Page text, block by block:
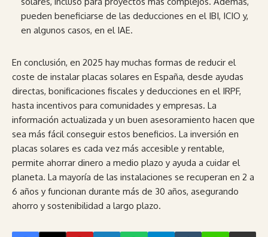
pueden beneficiarse de las deducciones en el IBI, ICIO y,
en algunos casos, en el IAE.
En conclusión, en 2025 hay muchas formas de reducir el
coste de instalar placas solares en España, desde ayudas
directas, bonificaciones fiscales y deducciones en el IRPF,
hasta incentivos para comunidades y empresas. La
información actualizada y un buen asesoramiento hacen que
sea más fácil conseguir estos beneficios. La inversión en
placas solares es cada vez más accesible y rentable,
permite ahorrar dinero a medio plazo y ayuda a cuidar el
planeta. La mayoría de las instalaciones se recuperan en 2 a
6 años y funcionan durante más de 30 años, asegurando
ahorro y sostenibilidad a largo plazo.